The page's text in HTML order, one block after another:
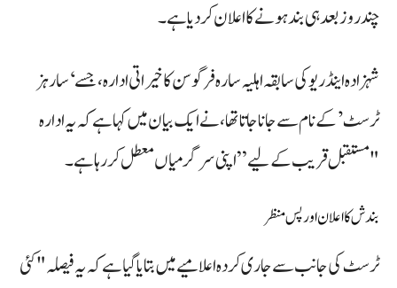
چند روز بعد ہی بند ہونے کا اعلان کر دیا ہے۔
شہزادہ اینڈریو کی سابقہ اہلیہ سارہ فرگوسن کا خیراتی ادارہ، جسے ‘سارہز
ٹرسٹ’ کے نام سے جانا جاتا تھا، نے ایک بیان میں کہا ہے کہ یہ ادارہ
"مستقبل قریب کے لیے” اپنی سرگرمیاں معطل کر رہا ہے۔
بندش کا اعلان اور پس منظر
ٹرسٹ کی جانب سے جاری کردہ اعلامیے میں بتایا گیا ہے کہ یہ فیصلہ "کئی